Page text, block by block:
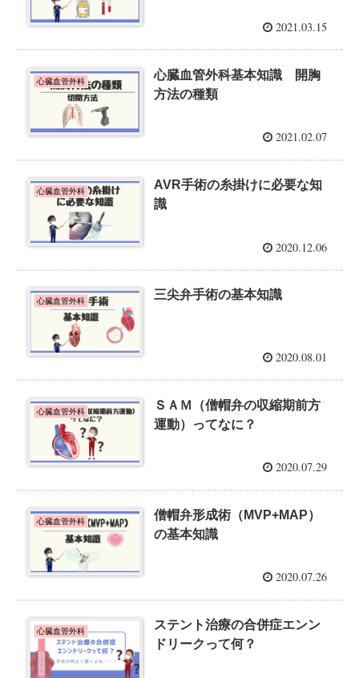
2021.03.15
心臓血管外科
心臓血管外科基本知識 開胸
方法の種類
2021.02.07
心臓血管外科
AVR手術の糸掛けに必要な知
識
2020.12.06
心臓血管外科 三尖弁手術の基本知識
2020.08.01
心臓血管外科
ＳＡＭ（僧帽弁の収縮期前方
運動）ってなに？
2020.07.29
心臓血管外科
僧帽弁形成術（MVP+MAP）
の基本知識
2020.07.26
心臓血管外科
ステント治療の合併症エンン
ドリークって何？